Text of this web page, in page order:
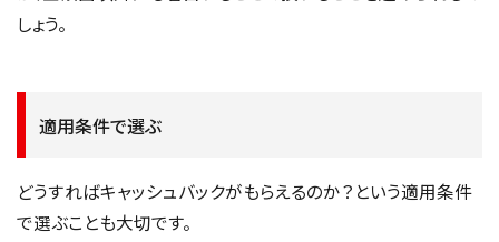
しょう。
適用条件で選ぶ
どうすればキャッシュバックがもらえるのか？という適用条件
で選ぶことも大切です。